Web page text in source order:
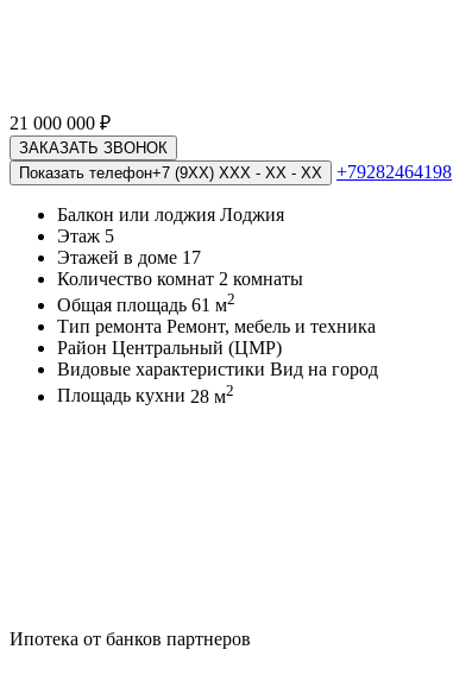
21 000 000 ₽
ЗАКАЗАТЬ ЗВОНОК
Показать телефон+7 (9XX) XXX - XX - XX +79282464198
Балкон или лоджия Лоджия
Этаж 5
Этажей в доме 17
Количество комнат 2 комнаты
Общая площадь 61 м2
Тип ремонта Ремонт, мебель и техника
Район Центральный (ЦМР)
Видовые характеристики Вид на город
Площадь кухни 28 м2
Ипотека от банков партнеров